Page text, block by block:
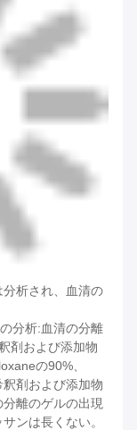
析され、血清の
分析:血清の分離
剤および添加物
の90%、
剤および添加物
離のゲルの出現
ンは長くない。